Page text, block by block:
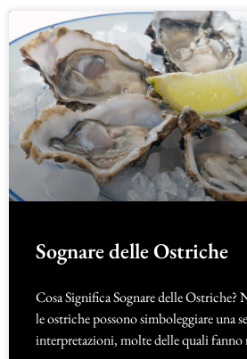
Sognare delle Ostriche
Cosa Significa Sognare delle Ostriche?
le ostriche possono simboleggiare una
interpretazioni, molte delle quali